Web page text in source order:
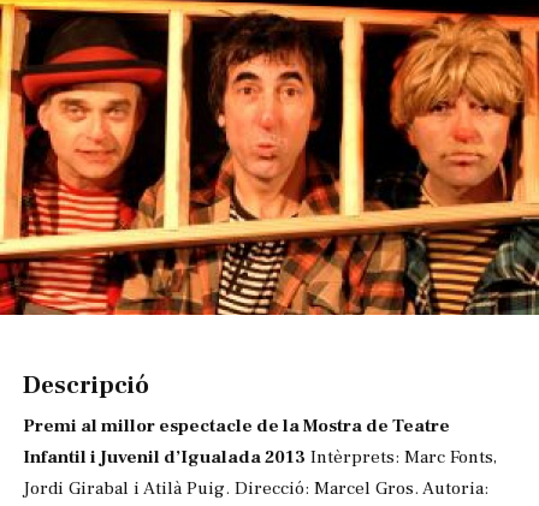
Descripció
Premi al millor espectacle de la Mostra de Teatre
Infantil i Juvenil d’Igualada 2013 Intèrprets: Marc Fonts,
Jordi Girabal i Atilà Puig. Direcció: Marcel Gros. Autoria: